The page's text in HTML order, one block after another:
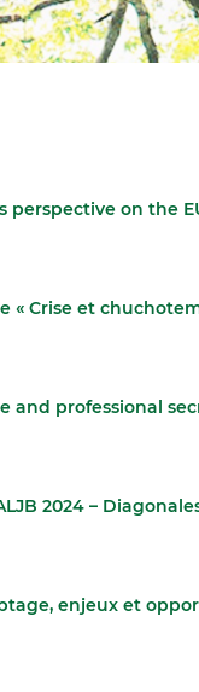
perspective on the
« Crise et
and professional
2024 –
enjeux et